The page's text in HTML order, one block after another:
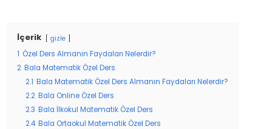
İçerik gizle
Özel Ders Almanın Faydaları Nelerdir?
2 Bala Matematik Özel Ders
2.1
Bala Matematik Özel Ders Almanın Faydaları Nelerdir?
2.2 Bala Online Özel Ders
2.3
Bala İlkokul Matematik Özel Ders
2.4 Bala Ortaokul Matematik Özel Ders